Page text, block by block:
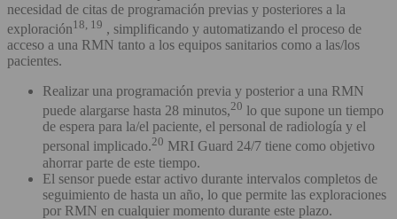
necesidad de citas de programación previas y posteriores a la
exploración18, 19 , simplificando y automatizando el proceso de
acceso a una RMN tanto a los equipos sanitarios como a las/los
pacientes.
Realizar una programación previa y posterior a una RMN
puede alargarse hasta 28 minutos,20 lo que supone un tiempo
de espera para la/el paciente, el personal de radiología y el
personal implicado.20 MRI Guard 24/7 tiene como objetivo
ahorrar parte de este tiempo.
El sensor puede estar activo durante intervalos completos de
seguimiento de hasta un año, lo que permite las exploraciones
por RMN en cualquier momento durante este plazo.